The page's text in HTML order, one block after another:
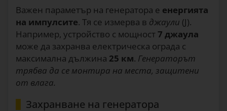
Важен параметър на генератора е енергията
на импулсите. Тя се измерва в джаули (J).
Например, устройство с мощност 7 джаула
може да захранва електрическа ограда с
максимална дължина 25 км. Генераторът
трябва да се монтира на места, защитени
от влага.
Захранване на генератора